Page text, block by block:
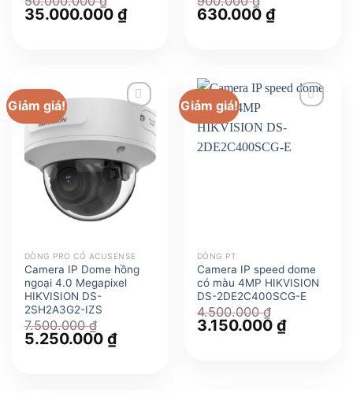
Giá
gốc
35.000.000 ₫Giá
hiện
Giá
gốc
630.000 ₫Giá
hiện
Giảm giá!
DÒNG PRO CÓ ACUSENSE
Camera IP Dome hồng
ngoại 4.0 Megapixel
HIKVISION DS-
2SH2A3G2-IZS
7.500.000₫
Giá
gốc
5.250.000 ₫Giá
hiện
Giảm giá!
DÒNG PT
Camera IP speed dome
có màu 4MP HIKVISION
DS-2DE2C400SCG-E
4.500.000₫
Giá
gốc
3.150.000 ₫Giá
hiện